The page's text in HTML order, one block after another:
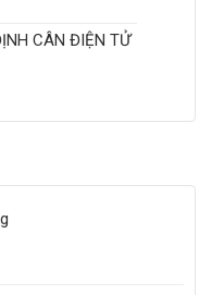
CÂN ĐIỆN TỬ